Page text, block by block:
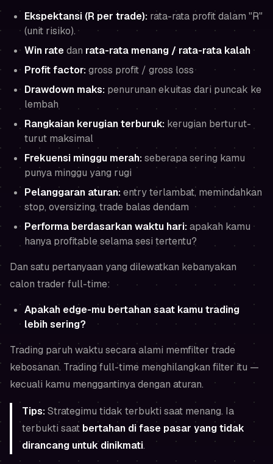
Ekspektansi (R per trade): rata-rata profit dalam "R"
(unit risiko).
Win ratedan rata-rata menang / rata-rata kalah
Profit factor:gross profit / gross loss
Drawdown maks: penurunan ekuitas dari puncak ke
lembah
Rangkaian kerugian terburuk: kerugian berturut-
turut maksimal
Frekuensi minggu merah:seberapa sering kamu
punya minggu yang rugi
Pelanggaran aturan:entry terlambat, memindahkan
stop, oversizing, trade balas dendam
Performa berdasarkan waktu hari:apakah kamu
hanya profitable selama sesi tertentu?
Dan satu pertanyaan yang dilewatkan kebanyakan
calon trader full-time:
Apakah edge-mu bertahan saat kamu trading
lebih sering?
Trading paruh waktu secara alami memfilter trade
kebosanan. Trading full-time menghilangkan filter itu —
kecuali kamu menggantinya dengan aturan.
Tips:Strategimu tidak terbukti saat menang. Ia
terbukti saat bertahan di fase pasar yang tidak
dirancang untuk dinikmati.